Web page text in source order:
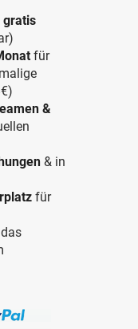
gratis
für
&
& in
für